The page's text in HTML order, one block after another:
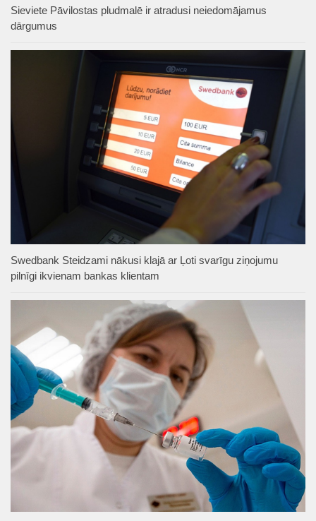
Sieviete Pāvilostas pludmalē ir atradusi neiedomājamus
dārgumus
Swedbank Steidzami nākusi klajā ar Ļoti svarīgu ziņojumu
pilnīgi ikvienam bankas klientam